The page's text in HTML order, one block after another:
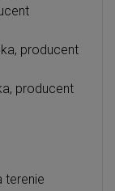
producent
producent
terenie